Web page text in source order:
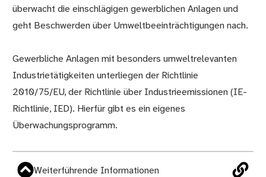
überwacht die einschlägigen gewerblichen Anlagen und
geht Beschwerden über Umweltbeeinträchtigungen nach.
Gewerbliche Anlagen mit besonders umweltrelevanten
Industrietätigkeiten unterliegen der Richtlinie
2010/75/EU, der Richtlinie über Industrieemissionen (IE-
Richtlinie, IED). Hierfür gibt es ein eigenes
Überwachungsprogramm.
Weiterführende Informationen